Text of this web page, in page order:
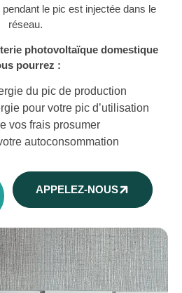
pendant le pic est injectée dans le
réseau.
photovoltaïque domestique
pourrez :
du pic de production
pour votre pic d’utilisation
vos frais prosumer
autoconsommation
APPELEZ-NOUS